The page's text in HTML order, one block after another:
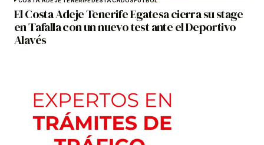
El Costa Adeje Tenerife Egatesa cierra su stage
en Tafalla con un nuevo test ante el Deportivo
Alavés